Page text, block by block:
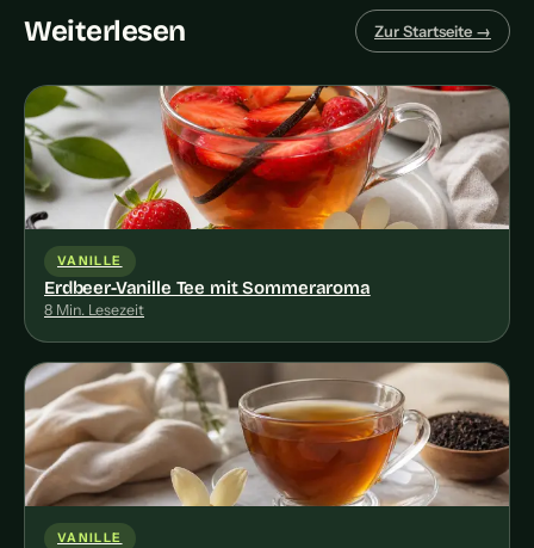
Weiterlesen Zur Startseite →
VANILLE
Erdbeer-Vanille Tee mit Sommeraroma
8 Min. Lesezeit
VANILLE